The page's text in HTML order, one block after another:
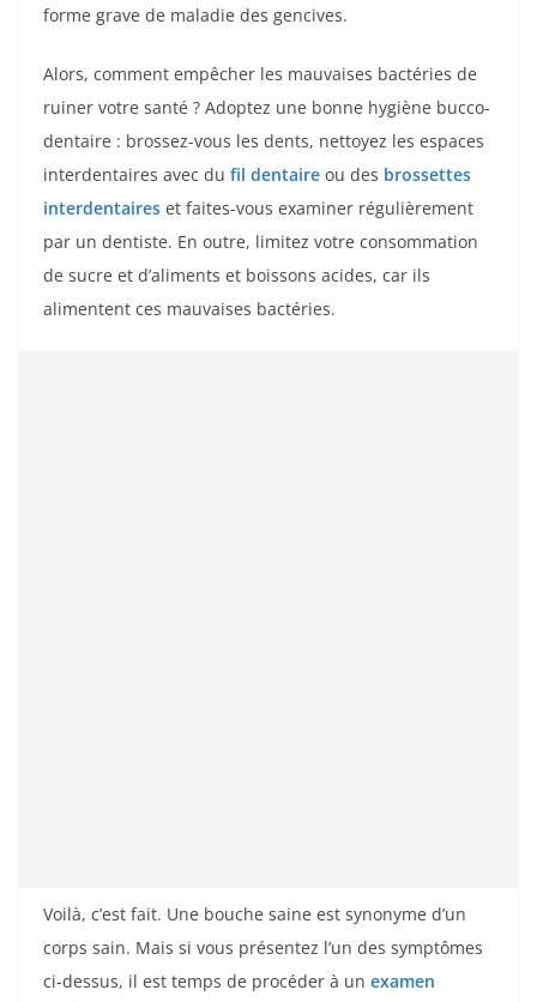
forme grave de maladie des gencives.
Alors, comment empêcher les mauvaises bactéries de
ruiner votre santé ? Adoptez une bonne hygiène bucco-
dentaire : brossez-vous les dents, nettoyez les espaces
interdentaires avec du fil dentaire ou des brossettes
interdentaires et faites-vous examiner régulièrement
par un dentiste. En outre, limitez votre consommation
de sucre et d’aliments et boissons acides, car ils
alimentent ces mauvaises bactéries.
Voilà, c’est fait. Une bouche saine est synonyme d’un
corps sain. Mais si vous présentez l’un des symptômes
ci-dessus, il est temps de procéder à un examen